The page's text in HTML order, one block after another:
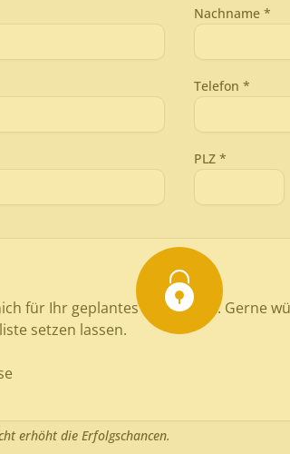
Nachname *
Telefon *
PLZ *
erhöht die Erfolgschancen.